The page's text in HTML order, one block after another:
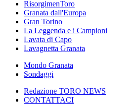
RisorgimenToro
Granata dall'Europa
Gran Torino
La Leggenda e i Campioni
Lavata di Capo
Lavagnetta Granata
Mondo Granata
Sondaggi
Redazione TORO NEWS
CONTATTACI